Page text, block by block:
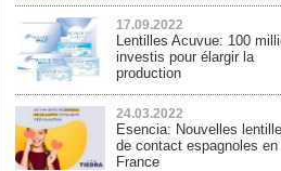
17.09.2022
Lentilles Acuvue: 100
investis pour élargir la
production
24.03.2022
Esencia: Nouvelles
de contact espagnoles en
France